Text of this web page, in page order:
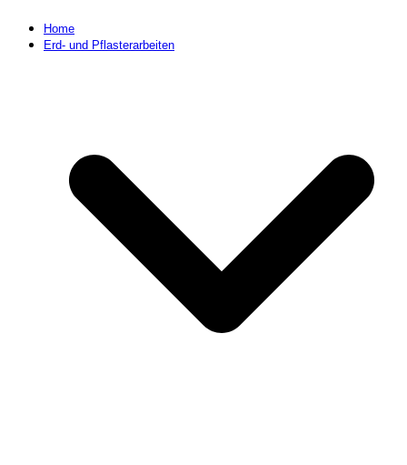
Home
Erd- und Pflasterarbeiten